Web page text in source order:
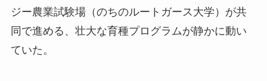
ジー農業試験場（のちのルートガース大学）が共
同で進める、壮大な育種プログラムが静かに動い
ていた。